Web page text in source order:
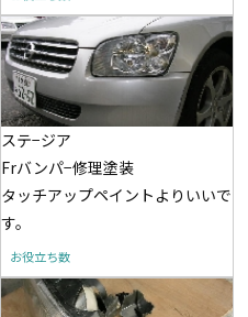
ステ−ジア
Frバンパ−修理塗装
タッチアップペイントよりいいで
す。
お役立ち数